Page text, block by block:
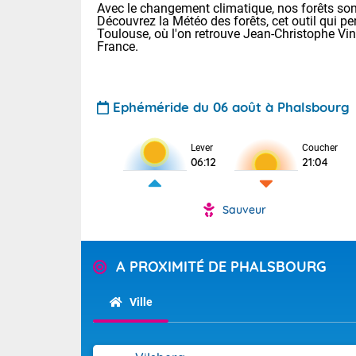
Pour la
Tendance
Avec le changement climatique, nos forêts
Découvrez la Météo des forêts, cet outil qui
Toulouse, où l'on retrouve Jean-Christophe
France.
Ephéméride du 06 août à Phalsbourg
Lever
06:12
Coucher
21:04
Sauveur
A PROXIMITÉ DE PHALSBOURG
Ville
Voici les
Lyon : 32
25 Nancy :
(84). Sur le
Sur les